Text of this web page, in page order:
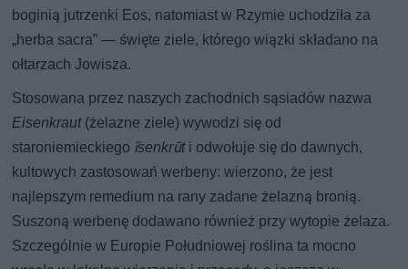
boginią jutrzenki Eos, natomiast w Rzymie uchodziła za
„herba sacra” — święte ziele, którego wiązki składano na
ołtarzach Jowisza.
Stosowana przez naszych zachodnich sąsiadów nazwa
Eisenkraut (żelazne ziele) wywodzi się od
staroniemieckiego īsenkrūti odwołuje się do dawnych,
kultowych zastosowań werbeny: wierzono, że jest
najlepszym remedium na rany zadane żelazną bronią.
Suszoną werbenę dodawano również przy wytopie żelaza.
Szczególnie w Europie Południowej roślina ta mocno